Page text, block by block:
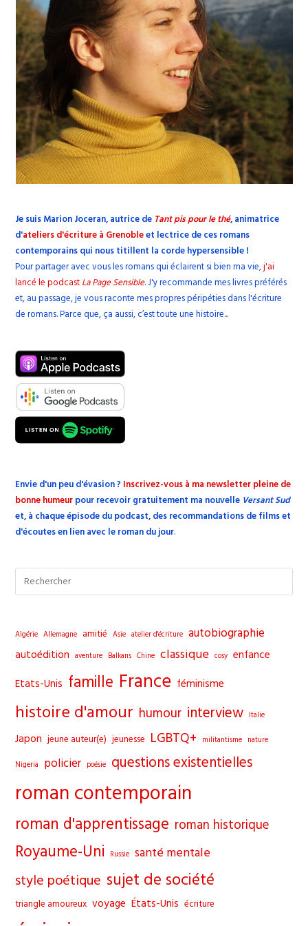
Je suis Marion Joceran, autrice de Tant pis pour le thé, animatrice
d'ateliers d'écriture à Grenobleet lectrice de ces romans
contemporains qui nous titillent la corde hypersensible !
Pour partager avec vous les romans qui éclairent si bien ma vie,j'ai
lancé le podcast La Page Sensible. J'y recommande mes livres préférés
et, au passage, je vous raconte mes propres péripéties dans l'écriture
de romans. Parce que, ça aussi, c’est toute une histoire...
Envie d'un peu d'évasion? Inscrivez-vous à ma newsletter pleine de
bonne humeur pour recevoir gratuitement ma nouvelle Versant Sud
et, à chaque épisode du podcast, des recommandations de films et
d'écoutes en lien avec le roman du jour.
Algérie Allemagne amitié Asie atelier d'écriture autobiographie
autoédition aventure Balkans Chine classique cosy
enfance
Etats-Unis famille France féminisme
histoire d'amour humour interview Italie
Japon jeune auteur(e) jeunesse LGBTQ+ militantisme nature
Nigeria policier poésie questions existentielles
roman contemporain
roman d'apprentissage roman historique
Royaume-Uni Russie santé mentale
style poétique sujet de société
triangle amoureux voyage États-Unis écriture